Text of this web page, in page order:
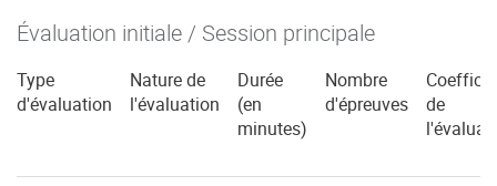
Évaluation initiale / Session principale
Type
d'évaluation
Nature de
l'évaluation
Durée
(en
minutes)
Nombre
d'épreuves
de